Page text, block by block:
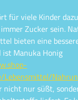
für viele Kinder
Zucker sein.
bieten eine
ist Manuka Honig
Lebensmittel/
nicht nur süßt,